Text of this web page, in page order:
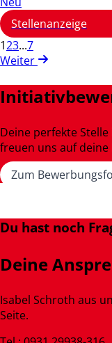
Stellenanzeige
123...7
Weiter
Deine perfekte
freuen uns auf
Zum
Du hast noch
Deine
Isabel Schroth aus
Seite.